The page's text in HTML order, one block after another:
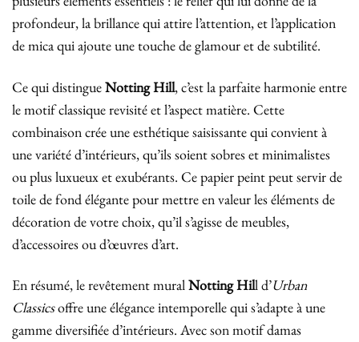
profondeur, la brillance qui attire l’attention, et l’application
de mica qui ajoute une touche de glamour et de subtilité.
Ce qui distingueNotting Hill, c’est la parfaite harmonie entre
le motif classique revisité et l’aspect matière. Cette
combinaison crée une esthétique saisissante qui convient à
une variété d’intérieurs, qu’ils soient sobres et minimalistes
ou plus luxueux et exubérants. Ce papier peint peut servir de
toile de fond élégante pour mettre en valeur les éléments de
décoration de votre choix, qu’il s’agisse de meubles,
d’accessoires ou d’œuvres d’art.
En résumé, le revêtement muralNotting Hill d’Urban
Classicsoffre une élégance intemporelle qui s’adapte à une
gamme diversifiée d’intérieurs. Avec son motif damas